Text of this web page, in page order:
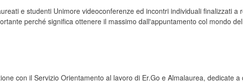
e studenti Unimore videoconferenze ed incontri individuali finalizzati a
perché significa ottenere il massimo dall'appuntamento col mondo
con il Servizio Orientamento al lavoro di Er.Go e Almalaurea, dedicate a